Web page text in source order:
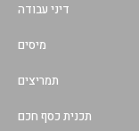
דיני עבודה
מיסים
תמריצים
תכנית כסף חכם